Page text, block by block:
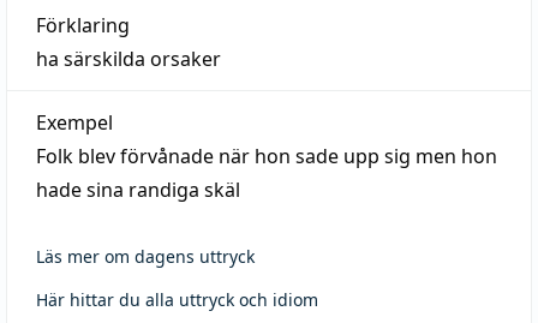
Förklaring
ha särskilda orsaker
Exempel
Folk blev förvånade när hon sade upp sig men hon
hade sina randiga skäl
Läs mer om dagens uttryck
Här hittar du alla uttryck och idiom